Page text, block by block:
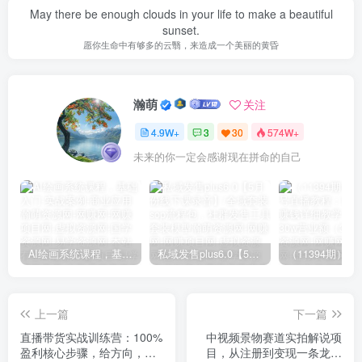
May there be enough clouds in your life to make a beautiful
sunset.
愿你生命中有够多的云翳，来造成一个美丽的黄昏
瀚萌 关注
4.9W+ 3 30 574W+
未来的你一定会感谢现在拼命的自己
AI绘画系统课程，基础入门-实战案例-商业应用 私域发售plus6.0【5月份线下课录音】/全域套装sop流程包，社群发售工具套装模型
上一篇
直播带货实战训练营：100%
盈利核心步骤，给方向，给
下一篇
中视频景物赛道实拍解说项
目，从注册到变现一条龙大